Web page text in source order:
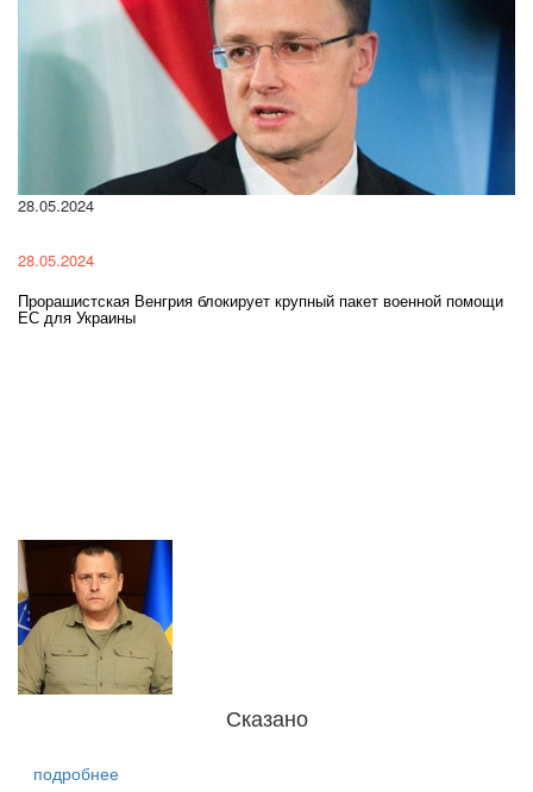
28.05.2024
28.05.2024
Прорашистская Венгрия блокирует крупный пакет военной помощи
ЕС для Украины
Сказано
подробнее